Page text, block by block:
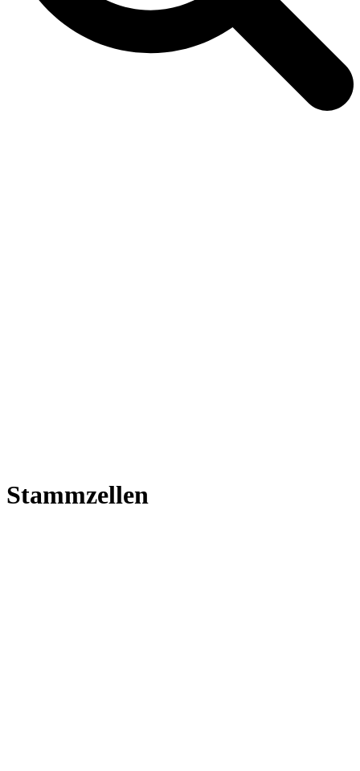
Stammzellen